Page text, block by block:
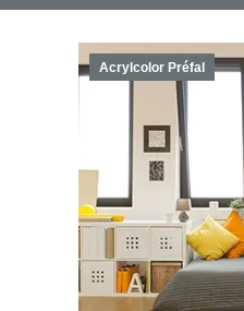
Acrylcolor Préfal